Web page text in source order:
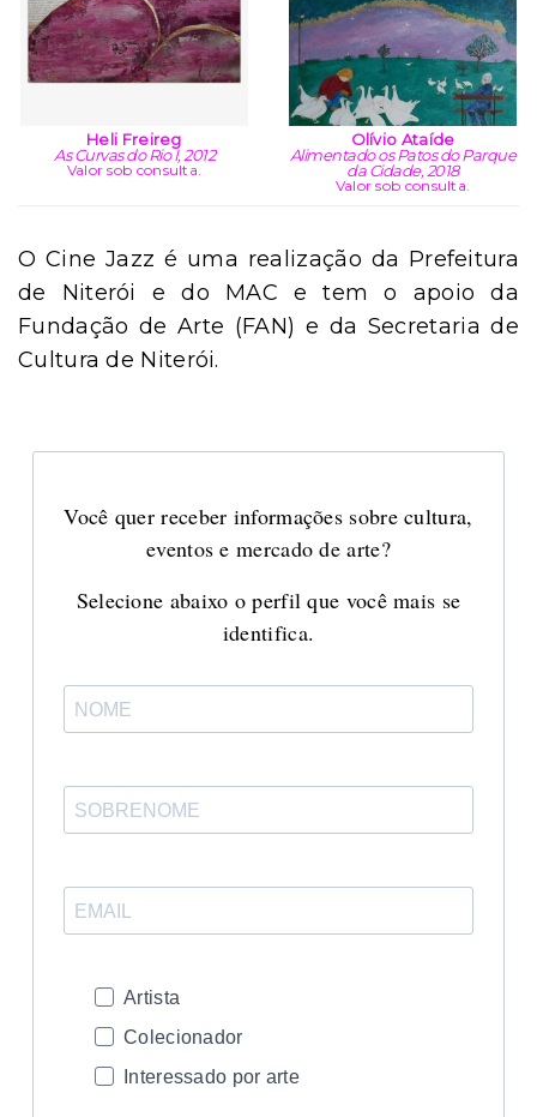
Heli Freireg
As Curvas do Rio I, 2012
Valor sob consulta.
Olívio Ataíde
Alimentado os Patos do Parque
da Cidade, 2018
Valor sob consulta.
O Cine Jazz é uma realização da Prefeitura
de Niterói e do MAC e tem o apoio da
Fundação de Arte (FAN) e da Secretaria de
Cultura de Niterói.
Você quer receber informações sobre cultura,
eventos e mercado de arte?
Selecione abaixo o perfil que você mais se
identifica.
Artista
Colecionador
Interessado por arte